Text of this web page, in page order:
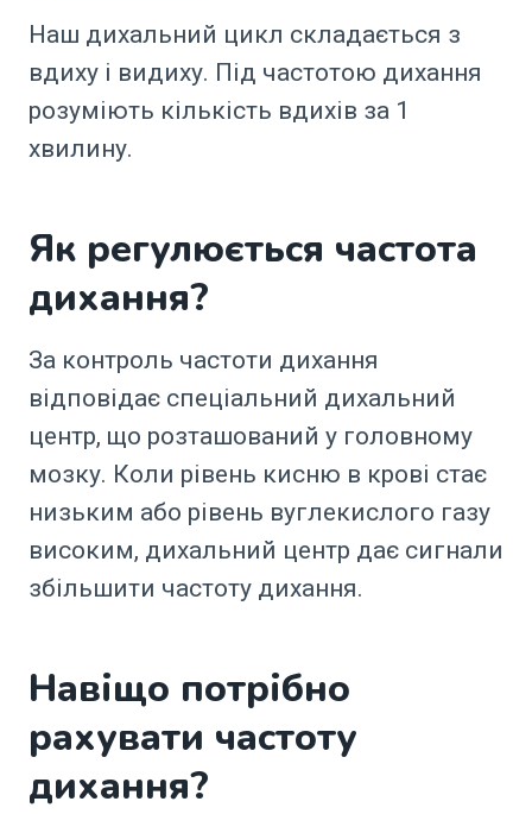
Наш дихальний цикл складається з
вдиху і видиху. Під частотою дихання
розуміють кількість вдихів за 1
хвилину.
Як регулюється частота
дихання?
За контроль частоти дихання
відповідає спеціальний дихальний
центр, що розташований у головному
мозку. Коли рівень кисню в крові стає
низьким або рівень вуглекислого газу
високим, дихальний центр дає сигнали
збільшити частоту дихання.
Навіщо потрібно
рахувати частоту
дихання?